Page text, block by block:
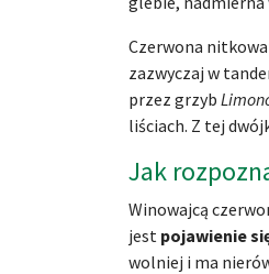
Czerwona
zazwyczaj w
przez grzyb
liściach. Z tej
Jak
Winowajcą
jest pojawienie
wolniej i ma